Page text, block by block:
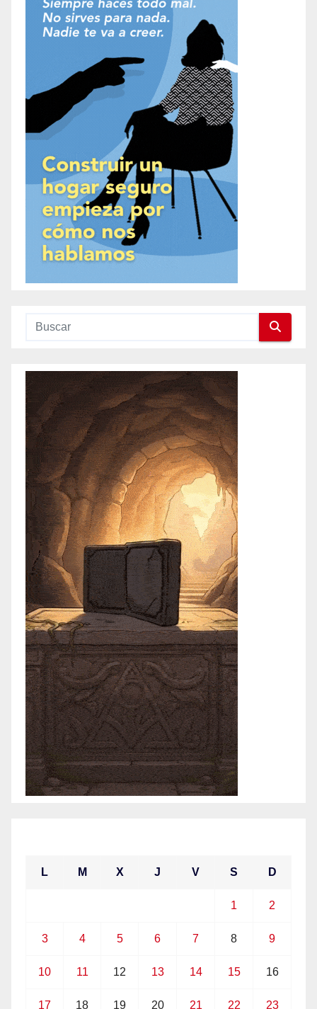
L M X J V S D
1 2
3 4 5 6 7 8 9
10 11 12 13 14 15 16
17 18 19 20 21 22 23